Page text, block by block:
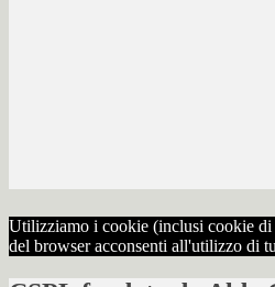
Utilizziamo i cookie (inclusi cookie di
del browser acconsenti all'utilizzo di